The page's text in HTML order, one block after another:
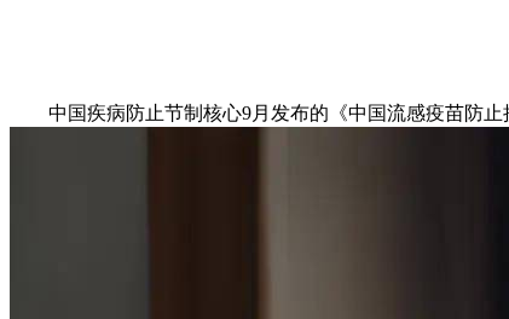
中国疾病防止节制核心9月发布的《中国流感疫苗防止